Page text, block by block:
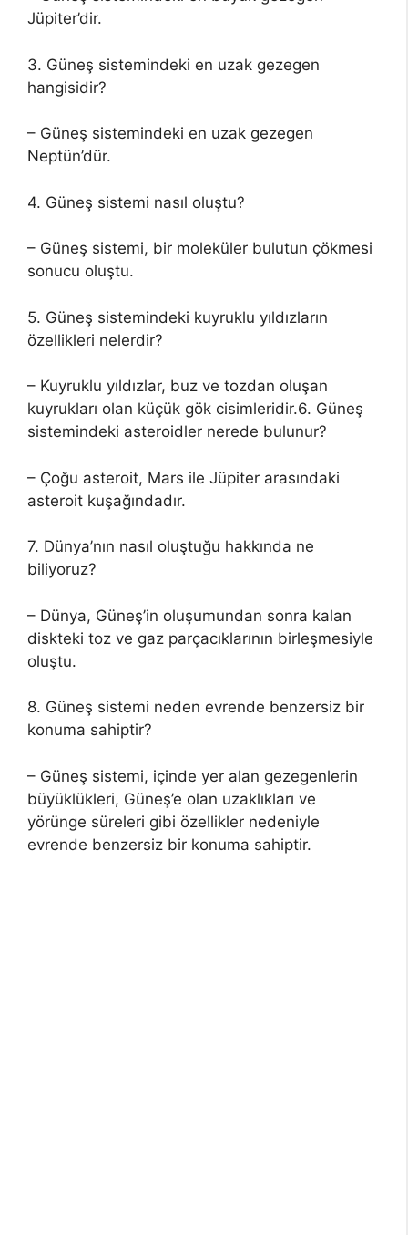
Jüpiter’dir.
3. Güneş sistemindeki en uzak gezegen
hangisidir?
– Güneş sistemindeki en uzak gezegen
Neptün’dür.
4. Güneş sistemi nasıl oluştu?
– Güneş sistemi, bir moleküler bulutun çökmesi
sonucu oluştu.
5. Güneş sistemindeki kuyruklu yıldızların
özellikleri nelerdir?
– Kuyruklu yıldızlar, buz ve tozdan oluşan
kuyrukları olan küçük gök cisimleridir.6. Güneş
sistemindeki asteroidler nerede bulunur?
– Çoğu asteroit, Mars ile Jüpiter arasındaki
asteroit kuşağındadır.
7. Dünya’nın nasıl oluştuğu hakkında ne
biliyoruz?
– Dünya, Güneş’in oluşumundan sonra kalan
diskteki toz ve gaz parçacıklarının birleşmesiyle
oluştu.
8. Güneş sistemi neden evrende benzersiz bir
konuma sahiptir?
– Güneş sistemi, içinde yer alan gezegenlerin
büyüklükleri, Güneş’e olan uzaklıkları ve
yörünge süreleri gibi özellikler nedeniyle
evrende benzersiz bir konuma sahiptir.